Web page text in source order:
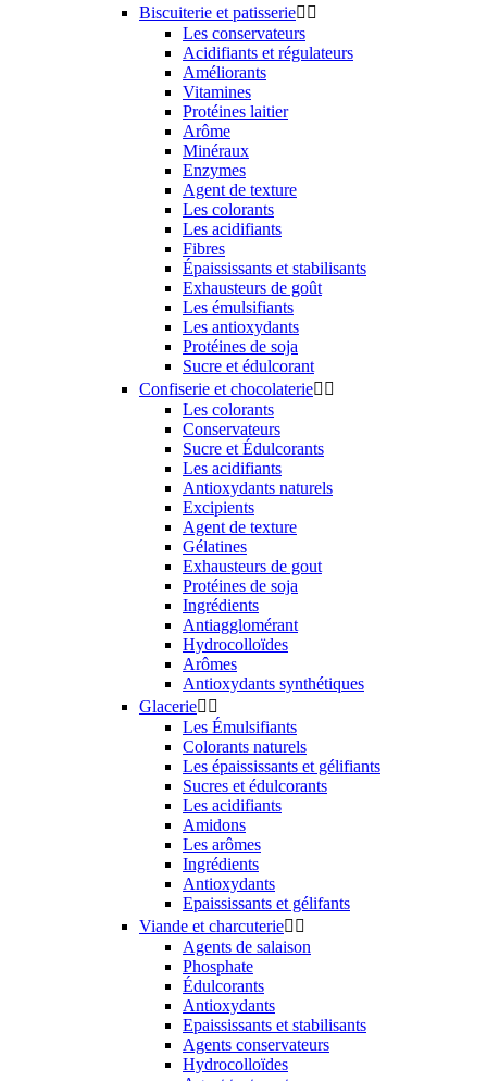
Biscuiterie et patisserie 
Les conservateurs
Acidifiants et régulateurs
Améliorants
Vitamines
Protéines laitier
Arôme
Minéraux
Enzymes
Agent de texture
Les colorants
Les acidifiants
Fibres
Épaississants et stabilisants
Exhausteurs de goût
Les émulsifiants
Les antioxydants
Protéines de soja
Sucre et édulcorant
Confiserie et chocolaterie 
Les colorants
Conservateurs
Sucre et Édulcorants
Les acidifiants
Antioxydants naturels
Excipients
Agent de texture
Gélatines
Exhausteurs de gout
Protéines de soja
Ingrédients
Antiagglomérant
Hydrocolloïdes
Arômes
Antioxydants synthétiques
Glacerie 
Les Émulsifiants
Colorants naturels
Les épaississants et gélifiants
Sucres et édulcorants
Les acidifiants
Amidons
Les arômes
Ingrédients
Antioxydants
Epaississants et gélifants
Viande et charcuterie 
Agents de salaison
Phosphate
Édulcorants
Antioxydants
Epaississants et stabilisants
Agents conservateurs
Hydrocolloïdes